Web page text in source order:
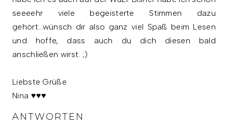
seeeehr viele begeisterte Stimmen dazu
gehört...wünsch dir also ganz viel Spaß beim Lesen
und hoffe, dass auch du dich diesen bald
anschließen wirst. ;)
Liebste Grüße
Nina ♥♥♥
ANTWORTEN